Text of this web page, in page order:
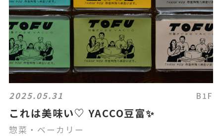
2025.05.31 B1F
これは美味い♡ YACCO豆富✨
惣菜・ベーカリー